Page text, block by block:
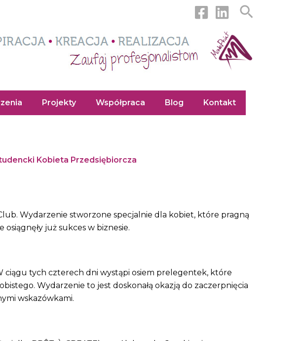
Szukaj
Projekty Współpraca Blog Kontakt
Kobieta Przedsiębiorcza
Wydarzenie stworzone specjalnie dla kobiet, które pragną
już sukces w biznesie.
ciągu tych czterech dni wystąpi osiem prelegentek, które
Wydarzenie to jest doskonałą okazją do zaczerpnięcia
wskazówkami.